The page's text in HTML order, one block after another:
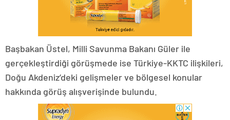
Başbakan Üstel, Milli Savunma Bakanı Güler ile
gerçekleştirdiği görüşmede ise Türkiye-KKTC ilişkileri,
Doğu Akdeniz’deki gelişmeler ve bölgesel konular
hakkında görüş alışverişinde bulundu.